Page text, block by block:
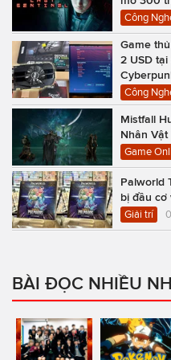
Công
Game
2 USD
Công
Mistfall
Nhân Vật
Game
Palworld
bị đầu cơ
Giải trí
BÀI ĐỌC NHIỀU